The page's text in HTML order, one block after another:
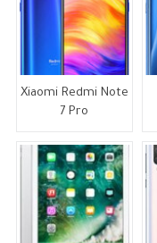
Xiaomi Redmi Note
7 Pro